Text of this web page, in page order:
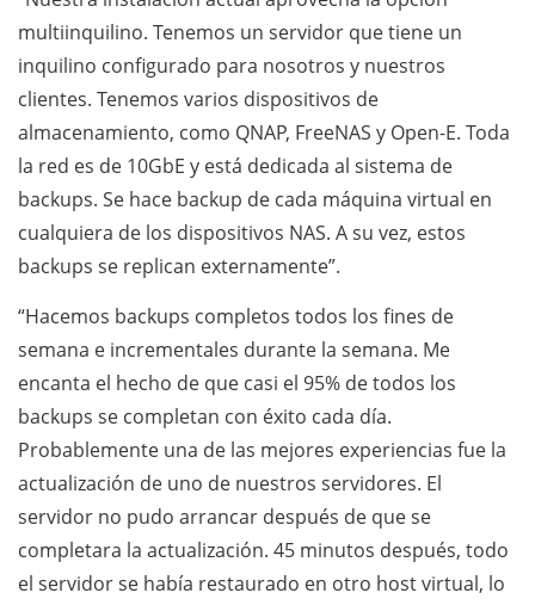
multiinquilino. Tenemos un servidor que tiene un
inquilino configurado para nosotros y nuestros
clientes. Tenemos varios dispositivos de
almacenamiento, como QNAP, FreeNAS y Open-E. Toda
la red es de 10GbE y está dedicada al sistema de
backups. Se hace backup de cada máquina virtual en
cualquiera de los dispositivos NAS. A su vez, estos
backups se replican externamente”.
“Hacemos backups completos todos los fines de
semana e incrementales durante la semana. Me
encanta el hecho de que casi el 95% de todos los
backups se completan con éxito cada día.
Probablemente una de las mejores experiencias fue la
actualización de uno de nuestros servidores. El
servidor no pudo arrancar después de que se
completara la actualización. 45 minutos después, todo
el servidor se había restaurado en otro host virtual, lo